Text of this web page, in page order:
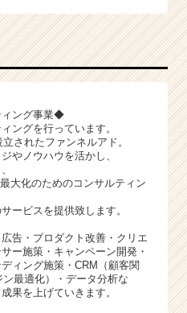
ィング事業◆
ングを行っています。
されたファンネルアド。
やノウハウを活かし、
大化のためのコンサルティン
ービスを提供致します。
告・プロダクト改善・クリエ
ー施策・キャンペーン開発・
ィング施策・CRM（顧客関
最適化）・データ分析な
果を上げていきます。